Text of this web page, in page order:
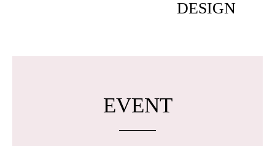
DESIGN
EVENT